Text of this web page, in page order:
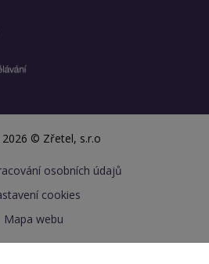
2026 © Zřetel, s.r.o
osobních údajů
cookies
Mapa webu